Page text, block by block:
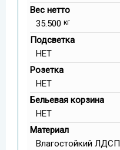
Вес нетто
35.500 кг
Подсветка
НЕТ
Розетка
НЕТ
Бельевая корзина
НЕТ
Материал
Влагостойкий ЛДСП